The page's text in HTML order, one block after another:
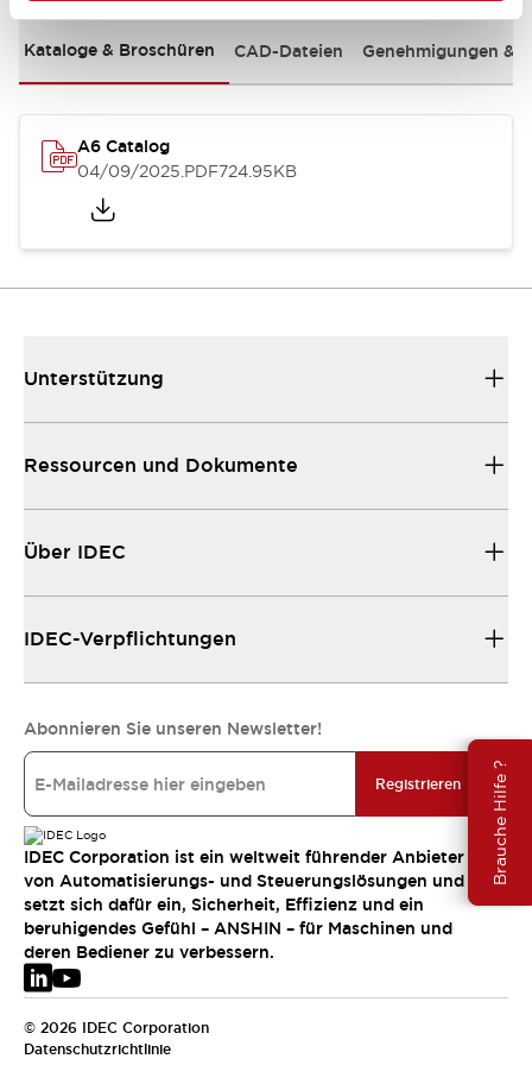
Brauche Hilfe ?
Kataloge & Broschüren CAD-Dateien Genehmigungen &
A6 Catalog
04/09/2025.PDF724.95KB
Unterstützung
Ressourcen und Dokumente
Über IDEC
IDEC-Verpflichtungen
Abonnieren Sie unseren Newsletter!
Registrieren
IDEC Corporation ist ein weltweit führender Anbieter
von Automatisierungs- und Steuerungslösungen und
setzt sich dafür ein, Sicherheit, Effizienz und ein
beruhigendes Gefühl – ANSHIN – für Maschinen und
deren Bediener zu verbessern.
© 2026 IDEC Corporation
Datenschutzrichtlinie